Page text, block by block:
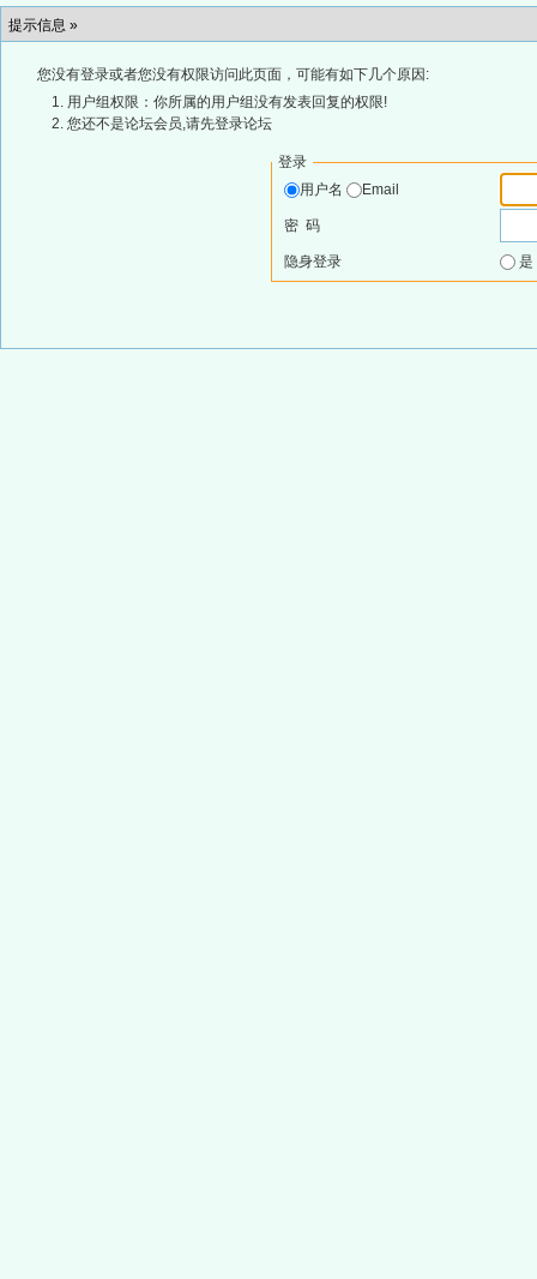
提示信息 »
您没有登录或者您没有权限访问此页面，可能有如下几个原因:
用户组权限：你所属的用户组没有发表回复的权限!
您还不是论坛会员,请先登录论坛
登录
用户名
Email
密 码
隐身登录